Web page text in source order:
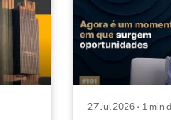
27 Jul 2026 • 1 min